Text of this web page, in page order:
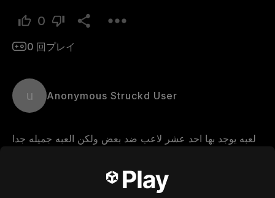
0
0 回プレイ
u Anonymous Struckd User